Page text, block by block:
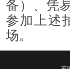
备）、凭
参加上述
场。